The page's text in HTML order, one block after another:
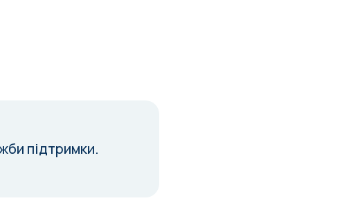
підтримки.